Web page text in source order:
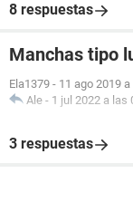
8 respuestas
Manchas tipo
Ela1379 - 11 ago 2019
Ale - 1 jul 2022 a las
3 respuestas